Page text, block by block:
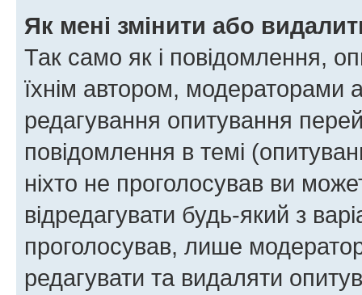
Як мені змінити або
Так само як і повідомлення,
їхнім автором, модераторами
редагування опитування
повідомлення в темі
ніхто не проголосував ви
відредагувати будь-який з
проголосував, лише
редагувати та видаляти